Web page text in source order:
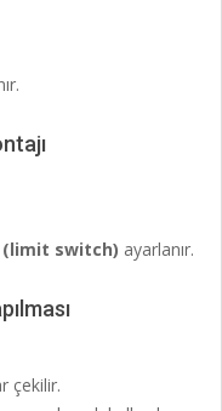
(limit switch) ayarlanır.
çekilir.